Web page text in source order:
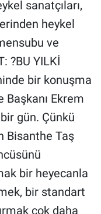
sanatçıları,
heykel
ve
?BU YILKİ
bir konuşma
Başkanı Ekrem
gün. Çünkü
Bisanthe Taş
bir heyecanla
bir standart
çok daha